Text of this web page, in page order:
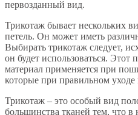
первозданный вид.
Трикотаж бывает нескольких
петель. Он может иметь
Выбирать трикотаж следует,
он будет использоваться.
материал применяется при
которые при правильном уходе
Трикотаж – это особый вид
большинства тканей тем, что в